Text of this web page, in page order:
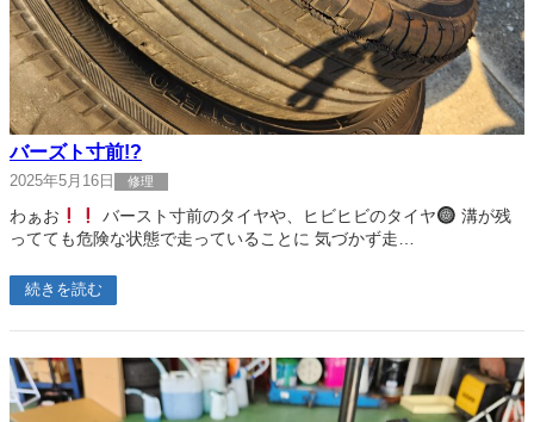
バーズト寸前!?
2025年5月16日 修理
わぁお バースト寸前のタイヤや、ヒビヒビのタイヤ
溝が残
ってても危険な状態で走っていることに 気づかず走…
続きを読む